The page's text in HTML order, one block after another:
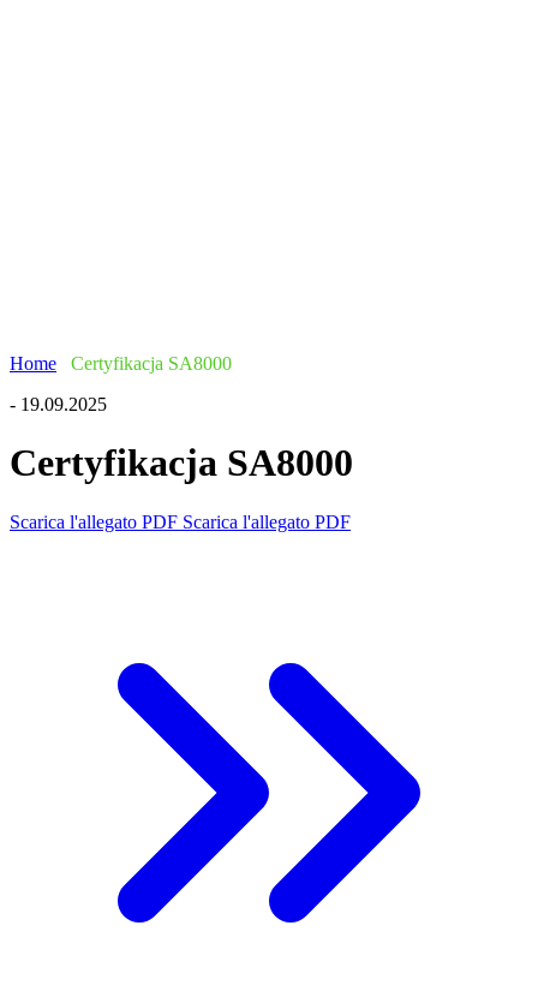
Home
Certyfikacja SA8000
- 19.09.2025
Certyfikacja SA8000
Scarica l'allegato PDF Scarica l'allegato PDF